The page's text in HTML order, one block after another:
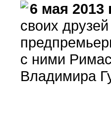
6 мая 2013
своих
с ними
Владимира